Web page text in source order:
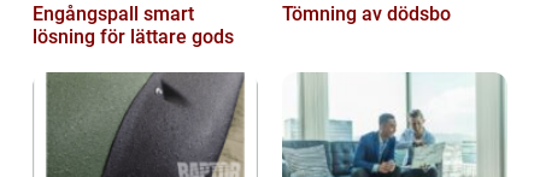
Engångspall smart
lösning för lättare gods
Tömning av dödsbo